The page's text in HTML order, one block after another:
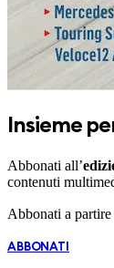
Insieme
Abbonati all’
contenuti
Abbonati a partire
ABBONATI